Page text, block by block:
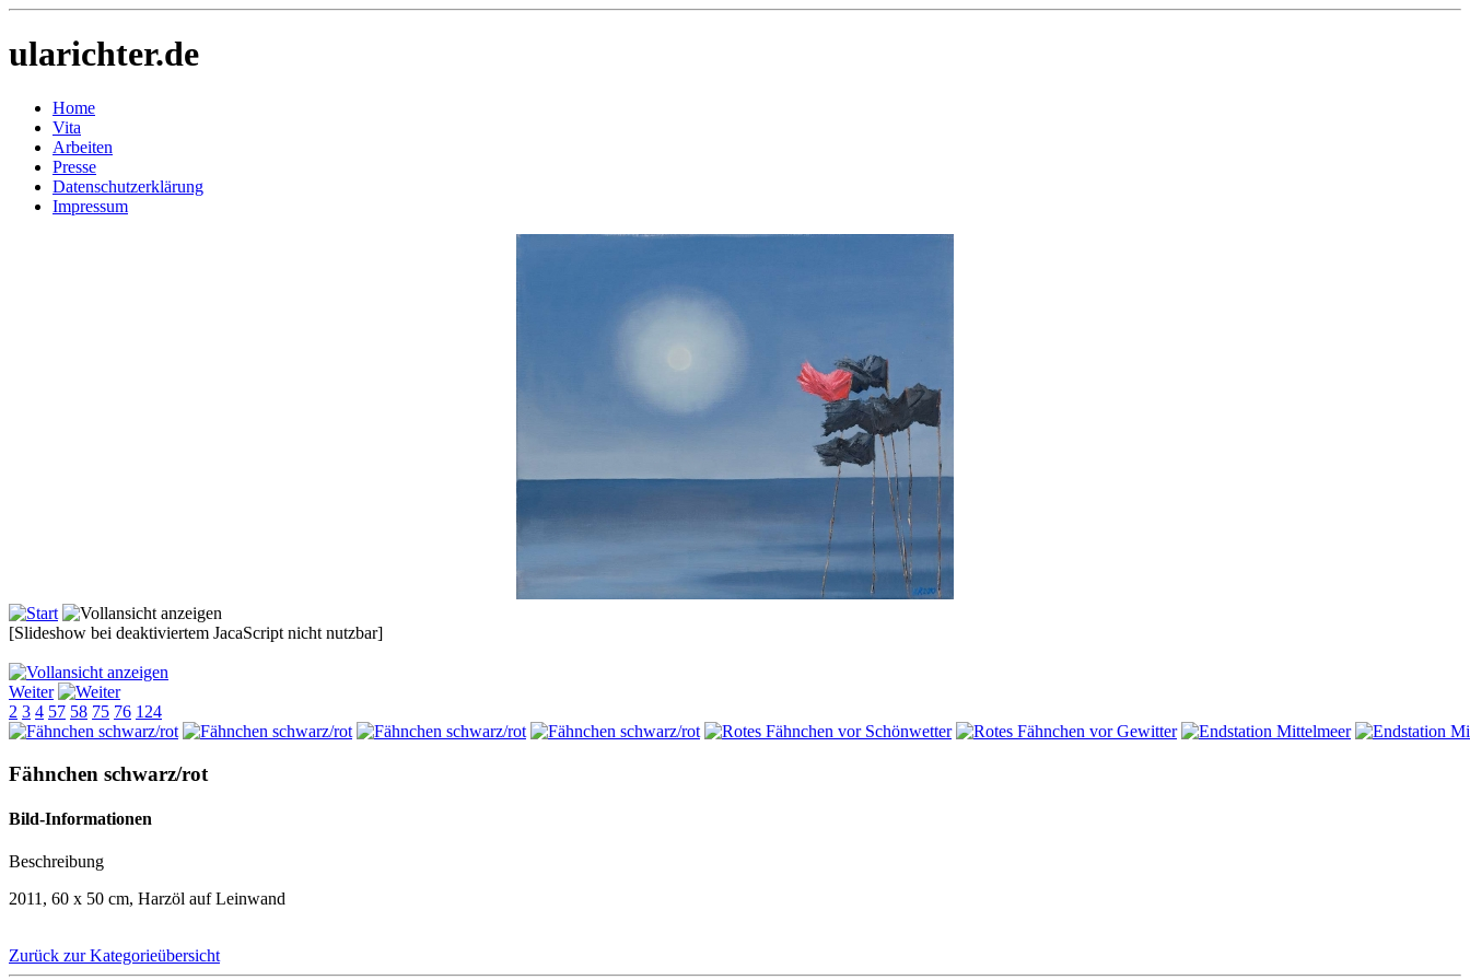
ularichter.de
Home
Vita
Arbeiten
Presse
Datenschutzerklärung
Impressum
[Slideshow bei deaktiviertem JacaScript nicht nutzbar]
Weiter
2 3 4 57 58 75 76 124
Fähnchen schwarz/rot
Bild-Informationen
Beschreibung
2011, 60 x 50 cm, Harzöl auf Leinwand
Zurück zur Kategorieübersicht